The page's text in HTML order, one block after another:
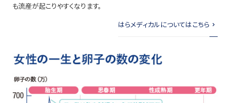
も流産が起こりやすくなります。
はらメディカルについてはこちら